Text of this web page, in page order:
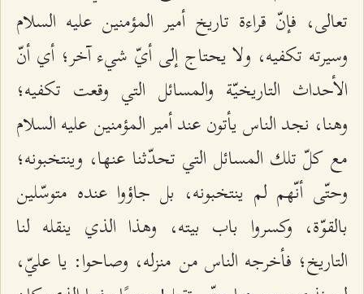
تعالى، فإنّ قراءة تاريخ أمير المؤمنين عليه السلام
وسيرته تكفيه، ولا يحتاج إلى أيّ شيء آخر؛ أي أنّ
الأحداث التاريخيّة والمسائل التي وقعت تكفيه؛
وهنا، نجد الناس يأتون عند أمير المؤمنين عليه السلام
مع كلّ تلك المسائل التي تحدّثنا عنها، وينتخبونه؛
وحتّى أنّهم لم ينتخبونه، بل جاؤوا عنده متوسّلين
بالقوّة، وكسروا باب بيته، وهذا الذي ينقله لنا
التاريخ؛ فأخرجه الناس من منزله، وصاحوا: يا عليّ،